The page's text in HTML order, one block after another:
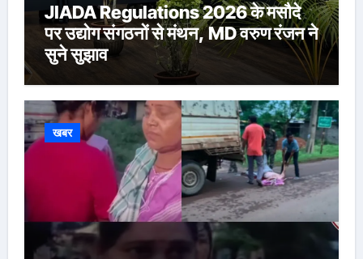
JIADA Regulations 2026 के मसौदे
पर उद्योग संगठनों से मंथन, MD वरुण रंजन ने
सुने सुझाव
खबर